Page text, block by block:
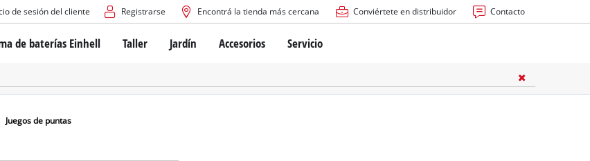
de sesión del cliente Registrarse Encontrá la tienda más cercana Conviértete en distribuidor Contacto
de baterías Einhell
de baterías Power X-Change
Taller
Atornilladores inalámbricos
Taladros de columna
Jardín
Cortadoras de césped a batería
Cortadoras de césped manuales
Accesorios Servicio
Juegos de puntas